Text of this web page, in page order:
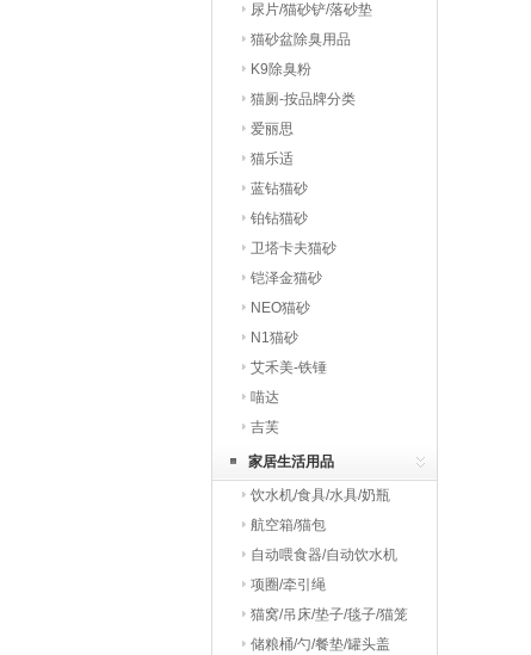
尿片/猫砂铲/落砂垫
猫砂盆除臭用品
K9除臭粉
猫厕-按品牌分类
爱丽思
猫乐适
蓝钻猫砂
铂钻猫砂
卫塔卡夫猫砂
铠泽金猫砂
NEO猫砂
N1猫砂
艾禾美-铁锤
喵达
吉芙
家居生活用品
饮水机/食具/水具/奶瓶
航空箱/猫包
自动喂食器/自动饮水机
项圈/牵引绳
猫窝/吊床/垫子/毯子/猫笼
储粮桶/勺/餐垫/罐头盖